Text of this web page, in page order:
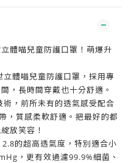
體喵兒童防護口罩！萌爆升
體喵兒童防護口罩，採用專
，長時間穿戴也十分舒適。
術，前所未有的透氣感受配合
，質感柔軟舒適。把最好的都
放笑容！
的超高透氣度，特別適合小
，更有效過濾99.9%細菌、